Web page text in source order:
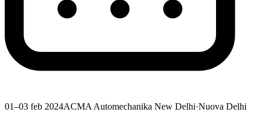
01–03 feb 2024ACMA Automechanika New Delhi·Nuova Delhi